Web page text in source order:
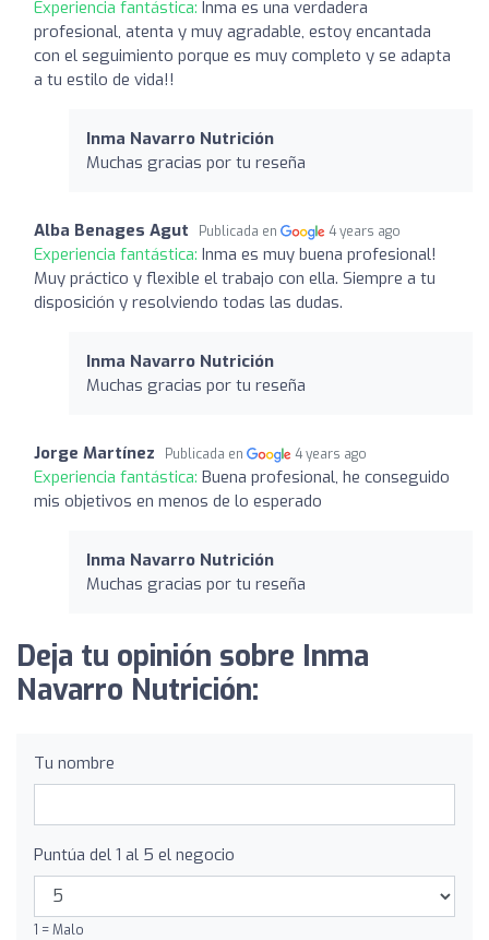
Experiencia fantástica: Inma es una verdadera
profesional, atenta y muy agradable, estoy encantada
con el seguimiento porque es muy completo y se adapta
a tu estilo de vida!!
Inma Navarro Nutrición
Muchas gracias por tu reseña
Alba Benages Agut Publicada en 4 years ago
Experiencia fantástica: Inma es muy buena profesional!
Muy práctico y flexible el trabajo con ella. Siempre a tu
disposición y resolviendo todas las dudas.
Inma Navarro Nutrición
Muchas gracias por tu reseña
Jorge Martínez Publicada en 4 years ago
Experiencia fantástica: Buena profesional, he conseguido
mis objetivos en menos de lo esperado
Inma Navarro Nutrición
Muchas gracias por tu reseña
Deja tu opinión sobre Inma
Navarro Nutrición:
Tu nombre
Puntúa del 1 al 5 el negocio
1 = Malo